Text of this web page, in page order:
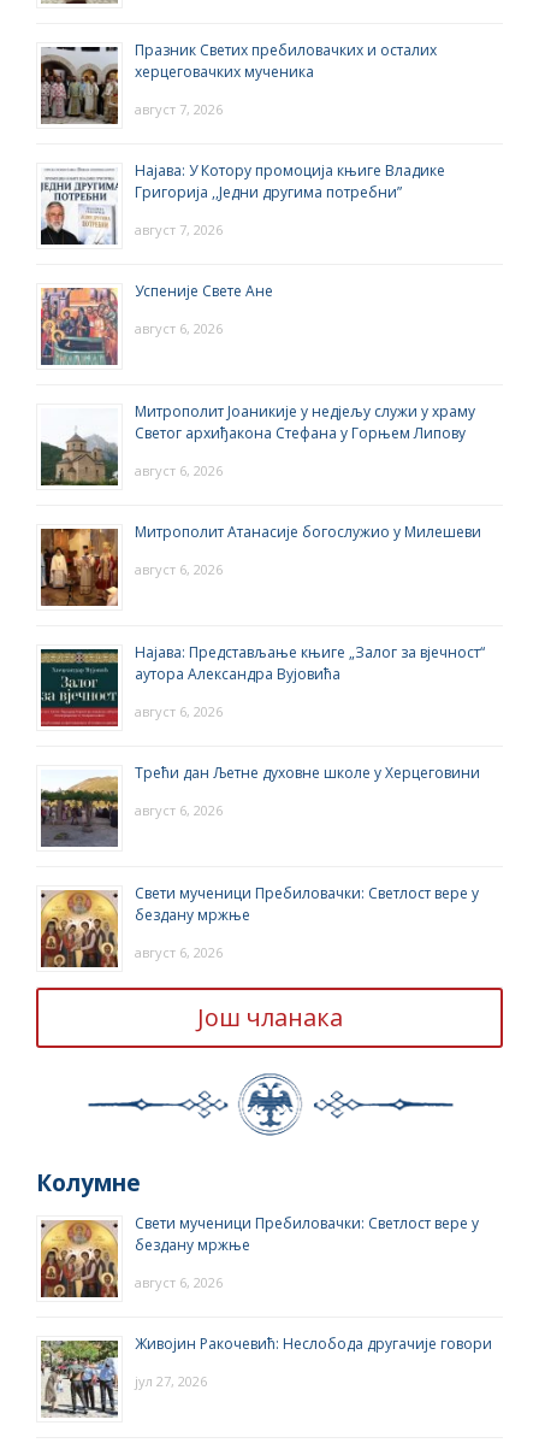
Празник Светих пребиловачких и осталих
херцеговачких мученика
август 7, 2026
Најава: У Котору промоција књиге Владике
Григорија ,,Једни другима потребни”
август 7, 2026
Успеније Свете Ане
август 6, 2026
Митрополит Јоаникије у недјељу служи у храму
Светог архиђакона Стефана у Горњем Липову
август 6, 2026
Митрополит Атанасије богослужио у Милешеви
август 6, 2026
Најава: Представљање књиге „Залог за вјечност“
аутора Александра Вујовића
август 6, 2026
Трећи дан Љетне духовне школе у Херцеговини
август 6, 2026
Свети мученици Пребиловачки: Светлост вере у
бездану мржње
август 6, 2026
Још чланака
Колумне
Свети мученици Пребиловачки: Светлост вере у
бездану мржње
август 6, 2026
Живојин Ракочевић: Неслобода другачије говори
јул 27, 2026